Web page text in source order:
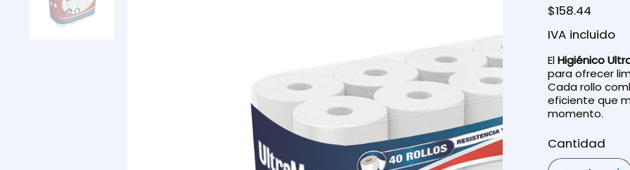
Precio
$158.44
IVA incluido
ElHigiénico
para ofrecer
Cada rollo
eficiente que
momento.
Cantidad